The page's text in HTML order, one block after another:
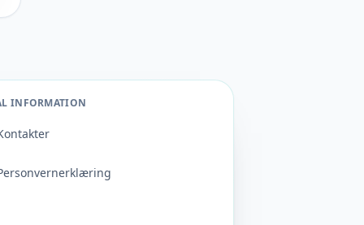
INFORMATION